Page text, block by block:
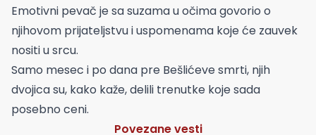
Emotivni pevač je sa suzama u očima govorio o
njihovom prijateljstvu i uspomenama koje će zauvek
nositi u srcu.
Samo mesec i po dana pre Bešlićeve smrti, njih
dvojica su, kako kaže, delili trenutke koje sada
posebno ceni.
Povezane vesti